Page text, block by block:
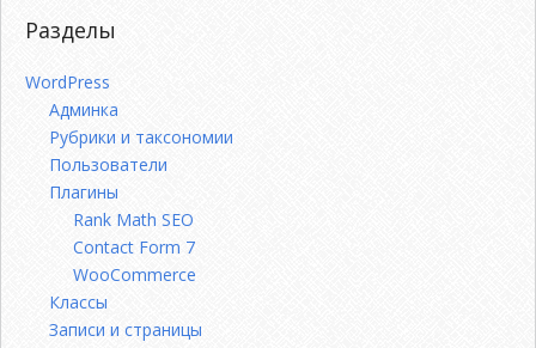
Разделы
WordPress
Админка
Рубрики и таксономии
Пользователи
Плагины
Rank Math SEO
Contact Form 7
WooCommerce
Классы
Записи и страницы